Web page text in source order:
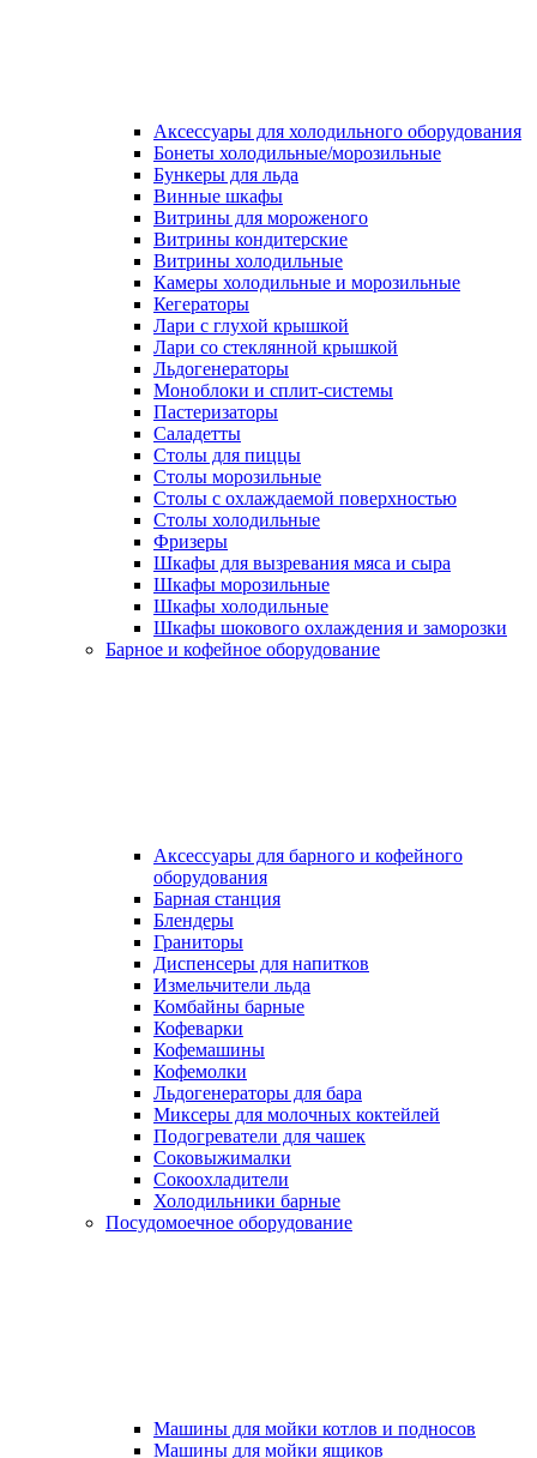
Аксессуары для холодильного оборудования
Бонеты холодильные/морозильные
Бункеры для льда
Винные шкафы
Витрины для мороженого
Витрины кондитерские
Витрины холодильные
Камеры холодильные и морозильные
Кегераторы
Лари с глухой крышкой
Лари со стеклянной крышкой
Льдогенераторы
Моноблоки и сплит-системы
Пастеризаторы
Саладетты
Столы для пиццы
Столы морозильные
Столы с охлаждаемой поверхностью
Столы холодильные
Фризеры
Шкафы для вызревания мяса и сыра
Шкафы морозильные
Шкафы холодильные
Шкафы шокового охлаждения и заморозки
Барное и кофейное оборудование
Аксессуары для барного и кофейного
оборудования
Барная станция
Блендеры
Граниторы
Диспенсеры для напитков
Измельчители льда
Комбайны барные
Кофеварки
Кофемашины
Кофемолки
Льдогенераторы для бара
Миксеры для молочных коктейлей
Подогреватели для чашек
Соковыжималки
Сокоохладители
Холодильники барные
Посудомоечное оборудование
Машины для мойки котлов и подносов
Машины для мойки ящиков